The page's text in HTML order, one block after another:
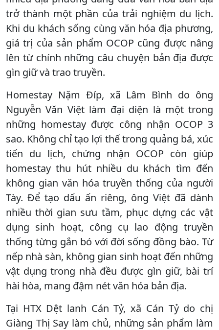
trở thành một phần của trải nghiệm du lịch.
Khi du khách sống cùng văn hóa địa phương,
giá trị của sản phẩm OCOP cũng được nâng
lên từ chính những câu chuyện bản địa được
gìn giữ và trao truyền.
Homestay Nặm Đíp, xã Lâm Bình do ông
Nguyễn Văn Việt làm đại diện là một trong
những homestay được công nhận OCOP 3
sao. Không chỉ tạo lợi thế trong quảng bá, xúc
tiến du lịch, chứng nhận OCOP còn giúp
homestay thu hút nhiều du khách tìm đến
không gian văn hóa truyền thống của người
Tày. Để tạo dấu ấn riêng, ông Việt đã dành
nhiều thời gian sưu tầm, phục dựng các vật
dụng sinh hoạt, công cụ lao động truyền
thống từng gắn bó với đời sống đồng bào. Từ
nếp nhà sàn, không gian sinh hoạt đến những
vật dụng trong nhà đều được gìn giữ, bài trí
hài hòa, mang đậm nét văn hóa bản địa.
Tại HTX Dệt lanh Cán Tỷ, xã Cán Tỷ do chị
Giàng Thị Say làm chủ, những sản phẩm làm